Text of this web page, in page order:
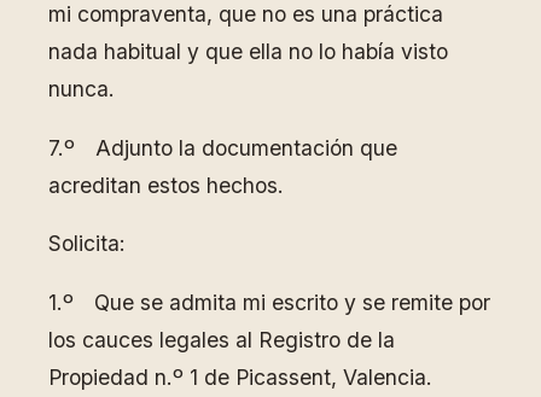
mi compraventa, que no es una práctica
nada habitual y que ella no lo había visto
nunca.
7.º Adjunto la documentación que
acreditan estos hechos.
Solicita:
1.º Que se admita mi escrito y se remite por
los cauces legales al Registro de la
Propiedad n.º 1 de Picassent, Valencia.